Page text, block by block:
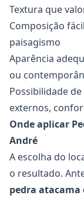
Textura que
Composição
paisagismo
Aparência
ou
Possibilidade
externos,
Onde aplicar
André
A escolha do
o resultado.
pedra atacama